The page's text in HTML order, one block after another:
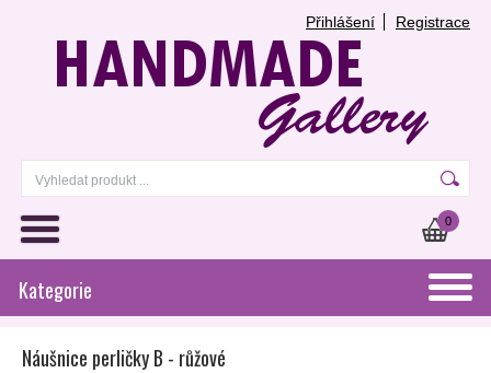
Přihlášení Registrace
0
Kategorie
Náušnice perličky B - růžové